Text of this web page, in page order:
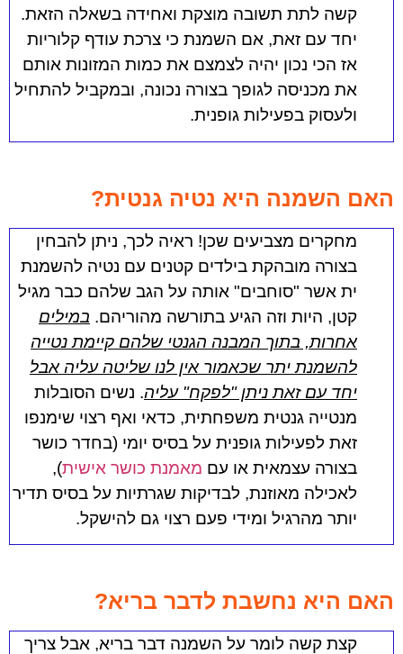
קשה לתת תשובה מוצקת ואחידה בשאלה הזאת.
יחד עם זאת, אם השמנת כי צרכת עודף קלוריות
אז הכי נכון יהיה לצמצם את כמות המזונות אותם
את מכניסה לגופך בצורה נכונה, ובמקביל להתחיל
ולעסוק בפעילות גופנית.
האם השמנה היא נטיה גנטית?
מחקרים מצביעים שכן! ראיה לכך, ניתן להבחין
בצורה מובהקת בילדים קטנים עם נטיה להשמנת
ית אשר "סוחבים" אותה על הגב שלהם כבר מגיל
קטן, היות וזה הגיע בתורשה מהוריהם. במילים
אחרות, בתוך המבנה הגנטי שלהם קיימת נטייה
להשמנת יתר שכאמור אין לנו שליטה עליה אבל
יחד עם זאת ניתן "לפקח" עליה. נשים הסובלות
מנטייה גנטית משפחתית, כדאי ואף רצוי שימנפו
זאת לפעילות גופנית על בסיס יומי (בחדר כושר
בצורה עצמאית או עם מאמנת כושר אישית),
לאכילה מאוזנת, לבדיקות שגרתיות על בסיס תדיר
יותר מהרגיל ומידי פעם רצוי גם להישקל.
האם היא נחשבת לדבר בריא?
קצת קשה לומר על השמנה דבר בריא, אבל צריך